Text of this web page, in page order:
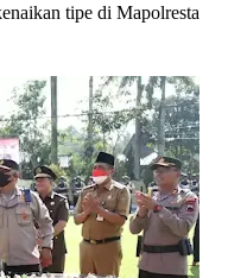
tipe di Mapolresta